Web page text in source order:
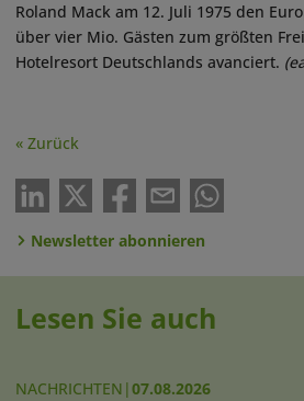
Roland Mack am 12. Juli 1975 den
über vier Mio. Gästen zum größten
Hotelresort Deutschlands avanciert.
« Zurück
Newsletter abonnieren
Lesen Sie auch
NACHRICHTEN |07.08.2026